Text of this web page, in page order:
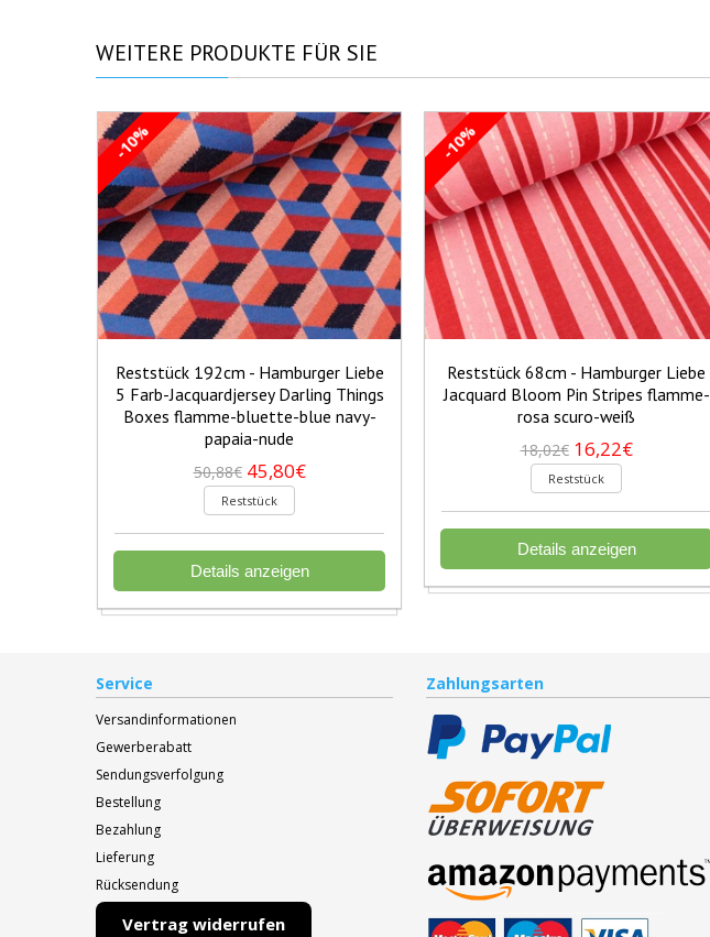
WEITERE PRODUKTE FÜR SIE
-10%
Reststück 192cm - Hamburger Liebe
5 Farb-Jacquardjersey Darling Things
Boxes flamme-bluette-blue navy-
papaia-nude
50,88€ 45,80€
Reststück
Details anzeigen
-10%
Reststück 68cm - Hamburger Liebe
Jacquard Bloom Pin Stripes flamme-
rosa scuro-weiß
18,02€ 16,22€
Reststück
Details anzeigen
Service
Versandinformationen
Gewerberabatt
Sendungsverfolgung
Bestellung
Bezahlung
Lieferung
Rücksendung
Vertrag widerrufen
Zahlungsarten